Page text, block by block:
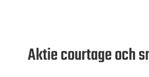
Aktie courtage och